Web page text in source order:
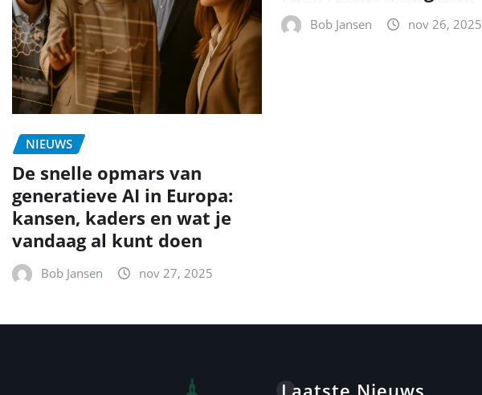
NIEUWS
De snelle opmars van
generatieve AI in Europa:
kansen, kaders en wat je
vandaag al kunt doen
Bob Jansen nov 27, 2025
Bob Jansen nov 26, 2025